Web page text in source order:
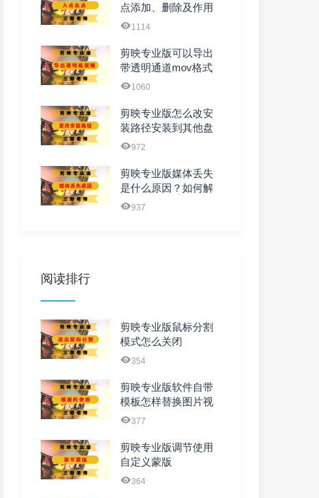
点添加、删除及作用
1114
剪映专业版可以导出
带透明通道mov格式
的视频吗
1060
剪映专业版怎么改安
装路径安装到其他盘
972
剪映专业版媒体丢失
是什么原因？如何解
决？
937
阅读排行
剪映专业版鼠标分割
模式怎么关闭
354
剪映专业版软件自带
模板怎样替换图片视
频及文字
377
剪映专业版调节使用
自定义蒙版
364